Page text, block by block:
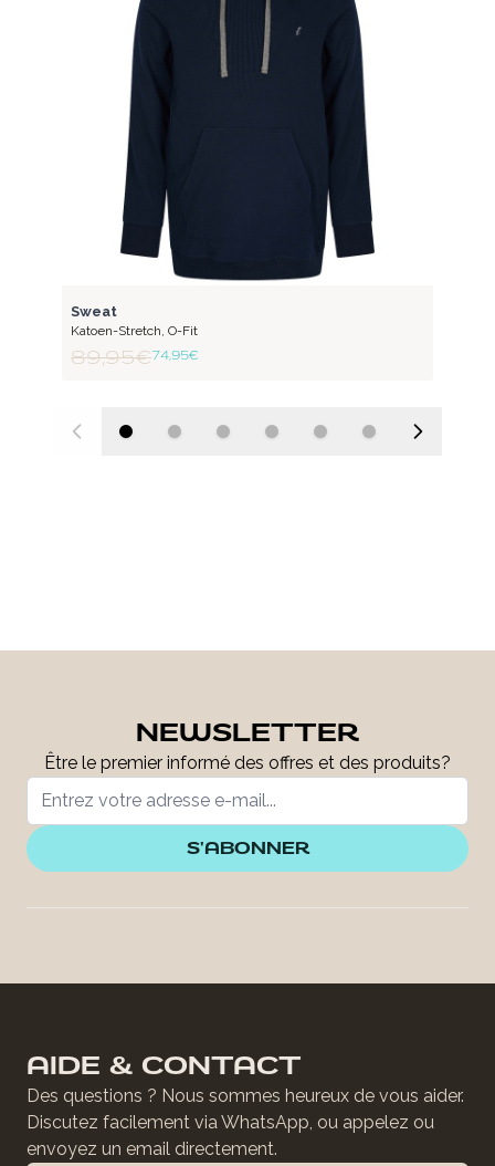
Sweat
Katoen-Stretch, O-Fit
74,95 €
89,95 €
NEWSLETTER
Être le premier informé des offres et des produits?
S'ABONNER
AIDE & CONTACT
Des questions ? Nous sommes heureux de vous aider.
Discutez facilement via WhatsApp, ou appelez ou
envoyez un email directement.